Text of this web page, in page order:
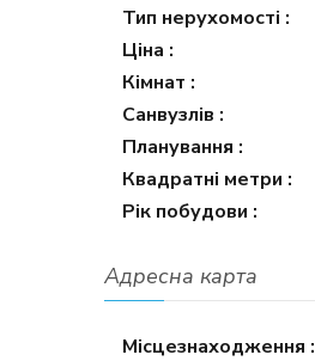
Тип нерухомості :
Ціна :
Кімнат :
Санвузлів :
Планування :
Квадратні метри :
Рік побудови :
Адресна карта
Місцезнаходження :